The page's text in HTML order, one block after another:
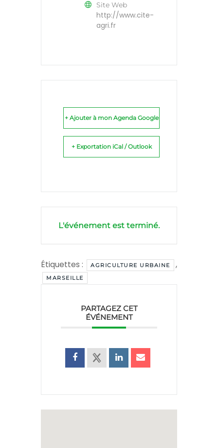
Site Web
http://www.cite-
agri.fr
+ Ajouter à mon Agenda Google
+ Exportation iCal / Outlook
L'événement est terminé.
Étiquettes : AGRICULTURE URBAINE ,
MARSEILLE
PARTAGEZ CET
ÉVÉNEMENT